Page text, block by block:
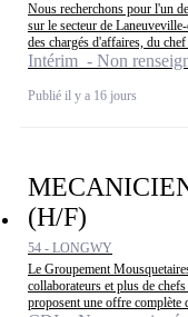
Nous recherchons pour l'un
sur le secteur de
des chargés d'affaires, du
Intérim - Non
Publié il y a 16 jours
(H/F)
54 - LONGWY
Le Groupement
collaborateurs et plus de
proposent une offre complète